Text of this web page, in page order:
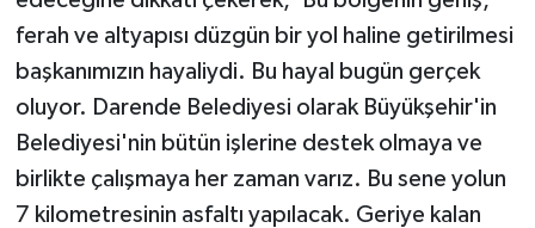
ferah ve altyapısı düzgün bir yol haline getirilmesi
başkanımızın hayaliydi. Bu hayal bugün gerçek
oluyor. Darende Belediyesi olarak Büyükşehir'in
Belediyesi'nin bütün işlerine destek olmaya ve
birlikte çalışmaya her zaman varız. Bu sene yolun
7 kilometresinin asfaltı yapılacak. Geriye kalan